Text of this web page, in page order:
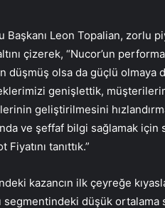
Leon Topalian, zorlu
çizerek, “Nucor’un
düşmüş olsa da güçlü olmaya
genişlettik,
geliştirilmesini
ve şeffaf bilgi sağlamak için
tanıttık.”
kazancın ilk çeyreğe
düşük ortalama